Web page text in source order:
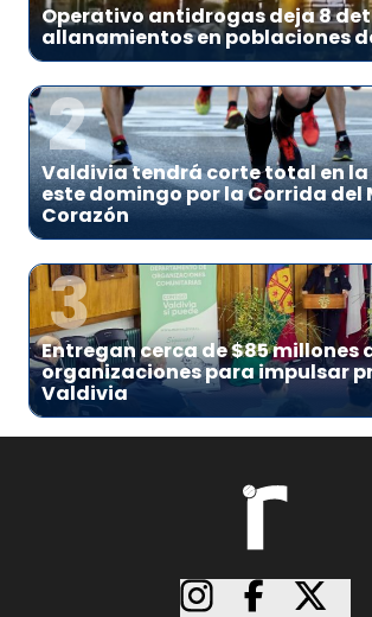
Operativo antidrogas deja 8
allanamientos en poblaciones
2
Valdivia tendrá corte total en
este domingo por la Corrida del
Corazón
3
Entregan cerca de $85 millones
organizaciones para impulsar
Valdivia